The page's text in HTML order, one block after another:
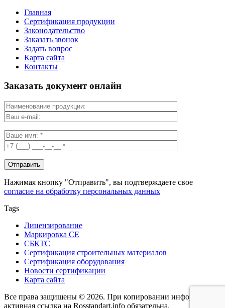
Главная
Сертификация продукции
Законодательство
Заказать звонок
Задать вопрос
Карта сайта
Контакты
Заказать документ онлайн
Нажимая кнопку "Отправить", вы подтверждаете свое
согласие на обработку персональных данных
Tags
Лицензирование
Маркировка СЕ
СБКТС
Сертификация строительных материалов
Сертификация оборудования
Новости сертификации
Карта сайта
Все права защищены © 2026. При копировании информации -
активная ссылка на Rosstandart.info обязательна.